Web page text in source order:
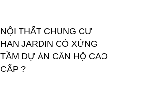
NỘI THẤT CHUNG CƯ
HAN JARDIN CÓ XỨNG
TẦM DỰ ÁN CĂN HỘ CAO
CẤP ?